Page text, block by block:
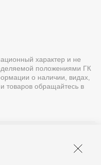
характер и не
положениями ГК
о наличии, видах,
и товаров обращайтесь в